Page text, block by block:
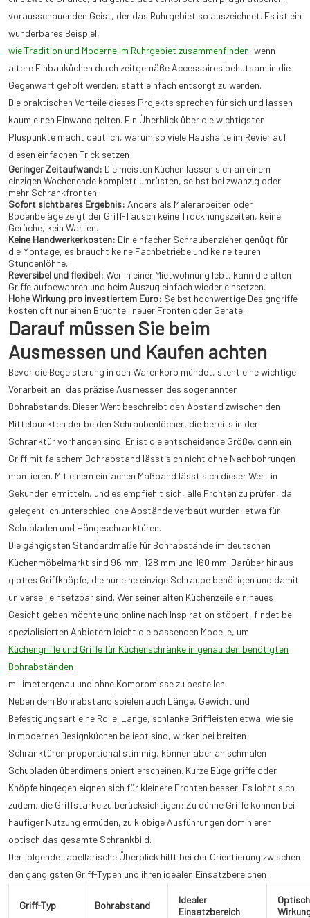
vorausschauenden Geist, der das Ruhrgebiet so auszeichnet. Es ist ein
wunderbares Beispiel,
wie Tradition und Moderne im Ruhrgebiet zusammenfinden, wenn
ältere Einbauküchen durch zeitgemäße Accessoires behutsam in die
Gegenwart geholt werden, statt einfach entsorgt zu werden.
Die praktischen Vorteile dieses Projekts sprechen für sich und lassen
kaum einen Einwand gelten. Ein Überblick über die wichtigsten
Pluspunkte macht deutlich, warum so viele Haushalte im Revier auf
diesen einfachen Trick setzen:
Geringer Zeitaufwand: Die meisten Küchen lassen sich an einem
einzigen Wochenende komplett umrüsten, selbst bei zwanzig oder
mehr Schrankfronten.
Sofort sichtbares Ergebnis: Anders als Malerarbeiten oder
Bodenbeläge zeigt der Griff-Tausch keine Trocknungszeiten, keine
Gerüche, kein Warten.
Keine Handwerkerkosten: Ein einfacher Schraubenzieher genügt für
die Montage, es braucht keine Fachbetriebe und keine teuren
Stundenlöhne.
Reversibel und flexibel: Wer in einer Mietwohnung lebt, kann die alten
Griffe aufbewahren und beim Auszug einfach wieder einsetzen.
Hohe Wirkung pro investiertem Euro: Selbst hochwertige Designgriffe
kosten oft nur einen Bruchteil neuer Fronten oder Geräte.
Darauf müssen Sie beim
Ausmessen und Kaufen achten
Bevor die Begeisterung in den Warenkorb mündet, steht eine wichtige
Vorarbeit an: das präzise Ausmessen des sogenannten
Bohrabstands. Dieser Wert beschreibt den Abstand zwischen den
Mittelpunkten der beiden Schraubenlöcher, die bereits in der
Schranktür vorhanden sind. Er ist die entscheidende Größe, denn ein
Griff mit falschem Bohrabstand lässt sich nicht ohne Nachbohrungen
montieren. Mit einem einfachen Maßband lässt sich dieser Wert in
Sekunden ermitteln, und es empfiehlt sich, alle Fronten zu prüfen, da
gelegentlich unterschiedliche Abstände verbaut wurden, etwa für
Schubladen und Hängeschranktüren.
Die gängigsten Standardmaße für Bohrabstände im deutschen
Küchenmöbelmarkt sind 96 mm, 128 mm und 160 mm. Darüber hinaus
gibt es Griffknöpfe, die nur eine einzige Schraube benötigen und damit
universell einsetzbar sind. Wer seiner alten Küchenzeile ein neues
Gesicht geben möchte und online nach Inspiration stöbert, findet bei
spezialisierten Anbietern leicht die passenden Modelle, um
Küchengriffe und Griffe für Küchenschränke in genau den benötigten
Bohrabständen
millimetergenau und ohne Kompromisse zu bestellen.
Neben dem Bohrabstand spielen auch Länge, Gewicht und
Befestigungsart eine Rolle. Lange, schlanke Griffleisten etwa, wie sie
in modernen Designküchen beliebt sind, wirken bei breiten
Schranktüren proportional stimmig, können aber an schmalen
Schubladen überdimensioniert erscheinen. Kurze Bügelgriffe oder
Knöpfe hingegen eignen sich für kleinere Fronten besser. Es lohnt sich
zudem, die Griffstärke zu berücksichtigen: Zu dünne Griffe können bei
häufiger Nutzung ermüden, zu klobige Ausführungen dominieren
optisch das gesamte Schrankbild.
Der folgende tabellarische Überblick hilft bei der Orientierung zwischen
den gängigsten Griff-Typen und ihren idealen Einsatzbereichen:
Griff-Typ Bohrabstand
Idealer
Einsatzbereich